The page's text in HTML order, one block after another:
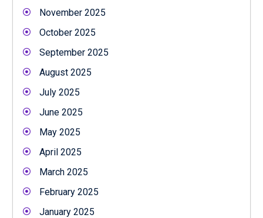
November 2025
October 2025
September 2025
August 2025
July 2025
June 2025
May 2025
April 2025
March 2025
February 2025
January 2025